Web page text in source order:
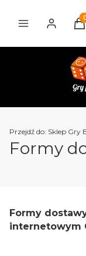
Przejdź do: Sklep Gry
Formy
Formy
internetowym